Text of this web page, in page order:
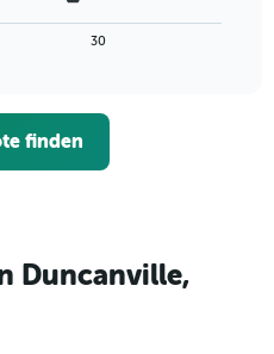
30
finden
Duncanville,